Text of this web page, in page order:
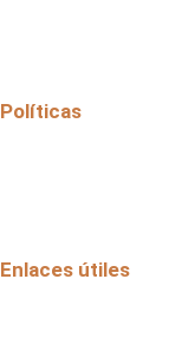
Políticas
Enlaces útiles